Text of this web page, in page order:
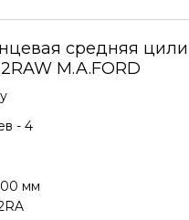
средняя
M.A.FORD
- 4
мм